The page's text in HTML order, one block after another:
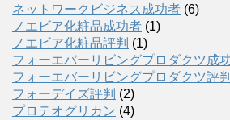
ネットワークビジネス成功者 (6)
ノエビア化粧品成功者 (1)
ノエビア化粧品評判 (1)
フォーエバーリビングプロダクツ成
フォーエバーリビングプロダクツ評判
フォーデイズ評判 (2)
プロテオグリカン (4)